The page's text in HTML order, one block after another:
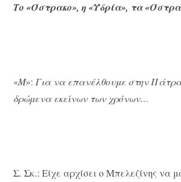
Το «Όστρακο», η «Υδρία», τα
«Μ»: Για να επανέλθουμε στην
δρώμενα εκείνων των χρόνων…
Σ. Σκ.: Είχε αρχίσει ο Μπελεζίνης να